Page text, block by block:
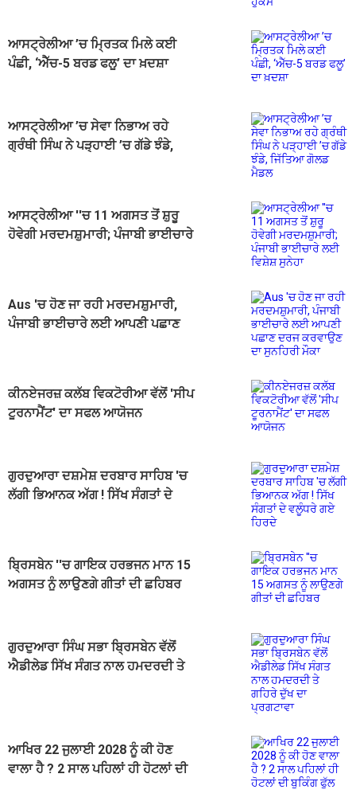
ਆਸਟ੍ਰੇਲੀਆ ’ਚ ਮ੍ਰਿਤਕ ਮਿਲੇ ਕਈ
ਪੰਛੀ, ‘ਐੱਚ-5 ਬਰਡ ਫਲੂ’ ਦਾ ਖ਼ਦਸ਼ਾ
ਆਸਟ੍ਰੇਲੀਆ ’ਚ ਸੇਵਾ ਨਿਭਾਅ ਰਹੇ
ਗ੍ਰੰਥੀ ਸਿੰਘ ਨੇ ਪੜ੍ਹਾਈ ’ਚ ਗੱਡੇ ਝੰਡੇ,
ਆਸਟ੍ਰੇਲੀਆ ''ਚ 11 ਅਗਸਤ ਤੋਂ ਸ਼ੁਰੂ
ਹੋਵੇਗੀ ਮਰਦਮਸ਼ੁਮਾਰੀ; ਪੰਜਾਬੀ ਭਾਈਚਾਰੇ
Aus 'ਚ ਹੋਣ ਜਾ ਰਹੀ ਮਰਦਮਸ਼ੁਮਾਰੀ,
ਪੰਜਾਬੀ ਭਾਈਚਾਰੇ ਲਈ ਆਪਣੀ ਪਛਾਣ
ਕੀਨਏਜਰਜ਼ ਕਲੱਬ ਵਿਕਟੋਰੀਆ ਵੱਲੋਂ 'ਸੀਪ
ਟੂਰਨਾਮੈਂਟ' ਦਾ ਸਫਲ ਆਯੋਜਨ
ਗੁਰਦੁਆਰਾ ਦਸ਼ਮੇਸ਼ ਦਰਬਾਰ ਸਾਹਿਬ 'ਚ
ਲੱਗੀ ਭਿਆਨਕ ਅੱਗ ! ਸਿੱਖ ਸੰਗਤਾਂ ਦੇ
ਬ੍ਰਿਸਬੇਨ ''ਚ ਗਾਇਕ ਹਰਭਜਨ ਮਾਨ 15
ਅਗਸਤ ਨੂੰ ਲਾਉਣਗੇ ਗੀਤਾਂ ਦੀ ਛਹਿਬਰ
ਗੁਰਦੁਆਰਾ ਸਿੰਘ ਸਭਾ ਬ੍ਰਿਸਬੇਨ ਵੱਲੋਂ
ਐਡੀਲੇਡ ਸਿੱਖ ਸੰਗਤ ਨਾਲ ਹਮਦਰਦੀ ਤੇ
ਆਖਿਰ 22 ਜੁਲਾਈ 2028 ਨੂੰ ਕੀ ਹੋਣ
ਵਾਲਾ ਹੈ ? 2 ਸਾਲ ਪਹਿਲਾਂ ਹੀ ਹੋਟਲਾਂ ਦੀ